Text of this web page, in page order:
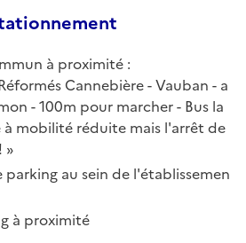
à proximité :
Cannebière - Vauban - a
- 100m pour marcher - Bus la
à mobilité réduite mais l'arrêt de
parking au sein de l'établissemen
à proximité